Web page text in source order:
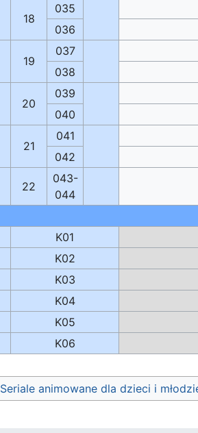
18
035
036
19
037
038
20
039
040
21
041
042
22
043-
044
K01
K02
K03
K04
K05
K06
Seriale animowane dla dzieci i